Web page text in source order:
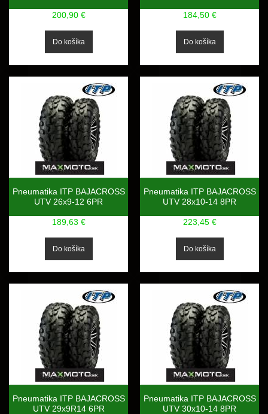
200,90 € 184,50 €
Pneumatika ITP BAJACROSS
UTV 26x9-12 6PR
189,63 €
Pneumatika ITP BAJACROSS
UTV 28x10-14 8PR
223,45 €
Pneumatika ITP BAJACROSS
UTV 29x9R14 6PR
Pneumatika ITP BAJACROSS
UTV 30x10-14 8PR